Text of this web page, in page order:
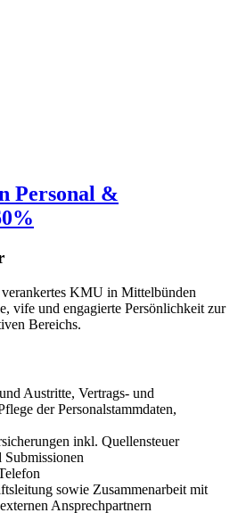
Personal &
KMU in Mittelbünden
vife und engagierte Persönlichkeit zur
Bereichs.
Austritte, Vertrags- und
der Personalstammdaten,
inkl. Quellensteuer
sowie Zusammenarbeit mit
Ansprechpartnern